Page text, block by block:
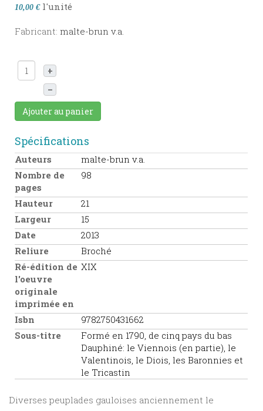
10,00 € l'unité
Fabricant: malte-brun v.a.
+
–
Ajouter au panier
Spécifications
Auteurs
malte-brun v.a.
Nombre de
pages
98
Hauteur
21
Largeur
15
Date
2013
Reliure
Broché
Ré-édition de
l'oeuvre
originale
imprimée en
XIX
Isbn
9782750431662
Sous-titre
Formé en 1790, de cinq pays du bas
Dauphiné: le Viennois (en partie), le
Valentinois, le Diois, les Baronnies et
le Tricastin
Diverses peuplades gauloises anciennement le